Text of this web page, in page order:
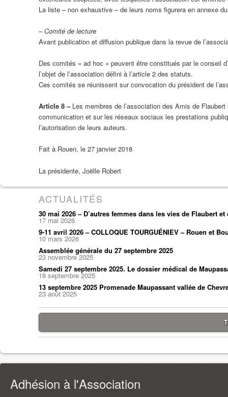
La liste – non exhaustive ‒ de leurs noms figurera en annexe
‒Comité de lecture
Avant publication et diffusion publique dans la revue de
Des comités « ad hoc » peuvent être constitués par le conseil
l’objet de l’association défini à l’article 2 des statuts.
Ces comités se réunissent sur convocation du président de
Article 8 –Les membres de l’association des Amis de
communication et sur les réseaux sociaux les prestations
l’autorisation de leurs auteurs.
Fait à Rouen, le 27 janvier 2018
La présidente, Joëlle Robert
ACTUALITÉS
30 mai 2026 – D’autres femmes dans les vies de Flaubert et
17 mai 2026
9-11 avril 2026 – COLLOQUE TOURGUÉNIEV – Rouen et
10 mars 2026
Assemblée générale du 27 septembre 2025
23 novembre 2025
Samedi 27 septembre 2025. Le dossier médical de
18 septembre 2025
13 septembre 2025 Promenade Maupassant vallée de
23 août 2025
Adhésion à l'Association